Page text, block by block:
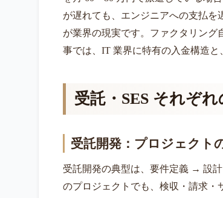
が遅れても、エンジニアへの支払を
が業界の現実です。ファクタリング
事では、IT 業界に特有の入金構造と
受託・SES それぞ
受託開発：プロジェクト
受託開発の典型は、要件定義 → 設
のプロジェクトでも、検収・請求・